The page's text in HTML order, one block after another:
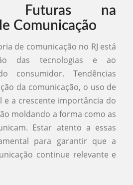
Futuras na
Comunicação
de comunicação no RJ está
das tecnologias e ao
consumidor. Tendências
da comunicação, o uso de
e a crescente importância do
moldando a forma como as
Estar atento a essas
para garantir que a
continue relevante e